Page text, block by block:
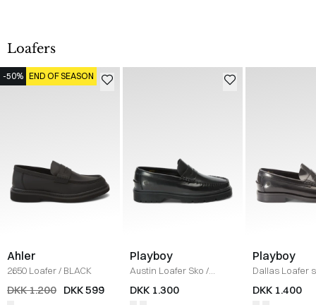
Loafers
-50% END OF SEASON
Ahler
2650 Loafer/ BLACK
DKK 1.200 DKK 599
Playboy
Austin Loafer Sko /
BLACK
DKK 1.300
Playboy
Dallas Loafer
BLACK
DKK 1.400